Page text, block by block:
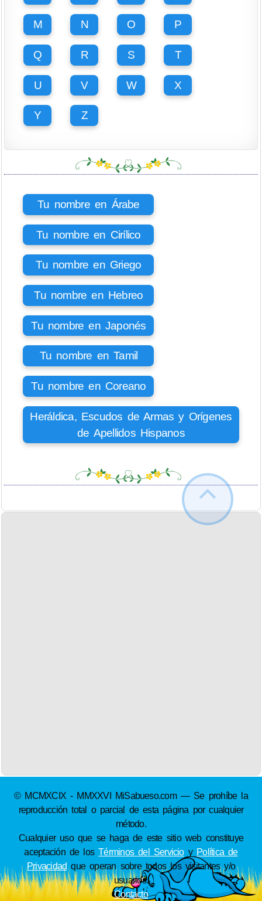
M N O P
Q R S T
U V W X
Y Z
Tu nombre en Árabe
Tu nombre en Cirílico
Tu nombre en Griego
Tu nombre en Hebreo
Tu nombre en Japonés
Tu nombre en Tamil
Tu nombre en Coreano
Heráldica, Escudos de Armas y Orígenes
de Apellidos Hispanos
© MCMXCIX - MMXXVI MiSabueso.com — Se prohíbe la
reproducción total o parcial de esta página por cualquier
método.
Cualquier uso que se haga de este sitio web constituye
aceptación de losTérminos del Servicioy Política de
Privacidad que operan sobre todos los visitantes y/o
usuarios.
Contacto